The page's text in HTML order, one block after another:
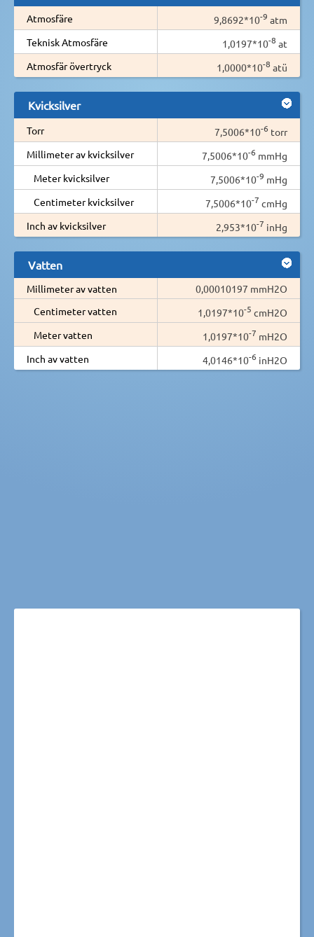
Atmosfäre 9,8692*10-9 atm
Teknisk Atmosfäre
1,0197*10-8 at
Atmosfär övertryck
1,0000*10-8 atü
Kvicksilver
Torr 7,5006*10-6 torr
Millimeter av kvicksilver
7,5006*10-6 mmHg
Meter kvicksilver
7,5006*10-9 mHg
Centimeter kvicksilver
7,5006*10-7 cmHg
Inch av kvicksilver
2,953*10-7 inHg
Vatten
Millimeter av vatten
0,00010197 mmH2O
Centimeter vatten
1,0197*10-5 cmH2O
Meter vatten
1,0197*10-7 mH2O
Inch av vatten
4,0146*10-6 inH2O